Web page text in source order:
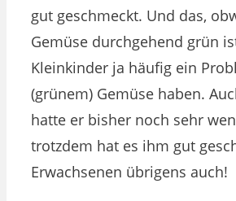
gut geschmeckt. Und das,
Gemüse durchgehend grün
Kleinkinder ja häufig ein
(grünem) Gemüse haben.
hatte er bisher noch sehr
trotzdem hat es ihm gut
Erwachsenen übrigens auch!